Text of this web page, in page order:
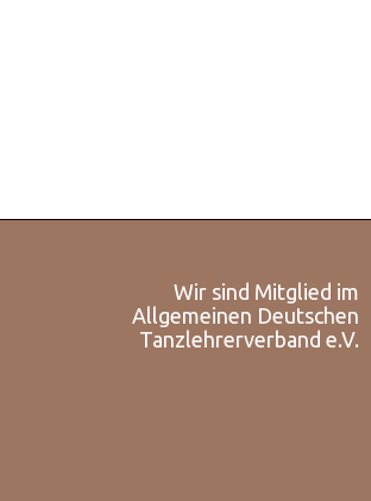
Wir sind Mitglied im
Allgemeinen Deutschen
Tanzlehrerverband e.V.